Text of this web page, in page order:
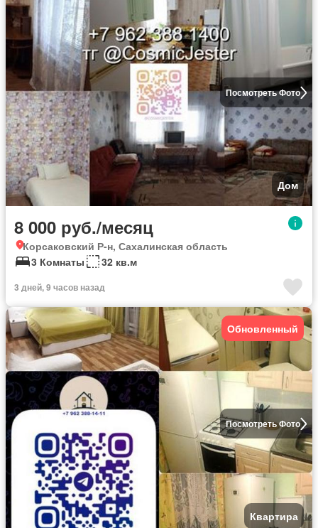
Посмотреть Фото
Дом
8 000 руб./месяц
Корсаковский Р-н, Сахалинская область
3 Комнаты
32 кв.м
3 дней, 9 часов назад
Посмотреть Фото
Обновленный
Квартира